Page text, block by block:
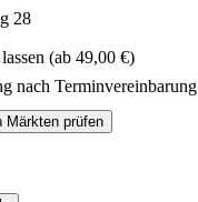
28
(ab 49,00 €)
nach Terminvereinbarung
Märkten prüfen